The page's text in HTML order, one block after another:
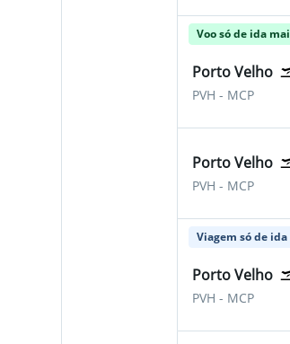
Voo só de ida
Porto Velho
PVH Porto Velho
- MCP
Porto Velho
PVH Porto Velho
- MCP
Viagem só de
Porto Velho
PVH Porto Velho
- MCP